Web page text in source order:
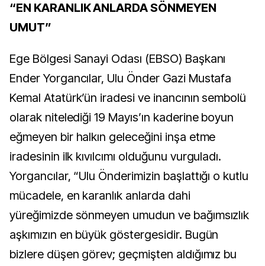
“EN KARANLIK ANLARDA SÖNMEYEN
UMUT”
Ege Bölgesi Sanayi Odası (EBSO) Başkanı
Ender Yorgancılar, Ulu Önder Gazi Mustafa
Kemal Atatürk’ün iradesi ve inancının sembolü
olarak nitelediği 19 Mayıs’ın kaderine boyun
eğmeyen bir halkın geleceğini inşa etme
iradesinin ilk kıvılcımı olduğunu vurguladı.
Yorgancılar, “Ulu Önderimizin başlattığı o kutlu
mücadele, en karanlık anlarda dahi
yüreğimizde sönmeyen umudun ve bağımsızlık
aşkımızın en büyük göstergesidir. Bugün
bizlere düşen görev; geçmişten aldığımız bu